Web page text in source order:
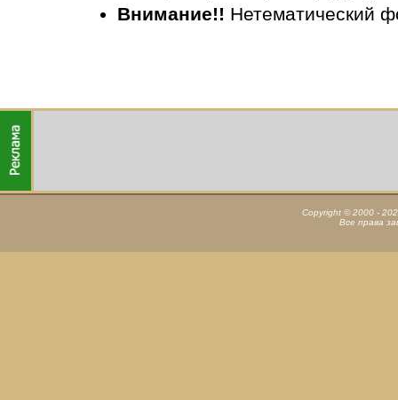
Внимание!! Нетематический
Copyright © 2000 -
Все права